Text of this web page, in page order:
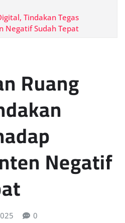
Tindakan Tegas
Negatif Sudah Tepat
Ruang
Negatif
0